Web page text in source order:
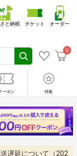
0
さと納税 チケット オーダー
ーポン 特集
遅延について（202